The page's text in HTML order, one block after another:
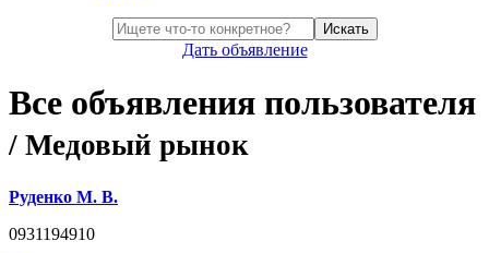
Искать
Дать объявление
Все объявления пользователя
/ Медовый рынок
Руденко М. В.
0931194910